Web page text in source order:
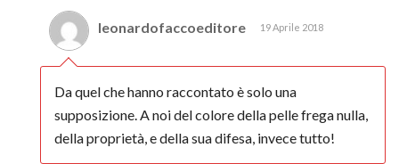
leonardofaccoeditore 19 Aprile 2018
Da quel che hanno raccontato è solo una
supposizione. A noi del colore della pelle frega nulla,
della proprietà, e della sua difesa, invece tutto!